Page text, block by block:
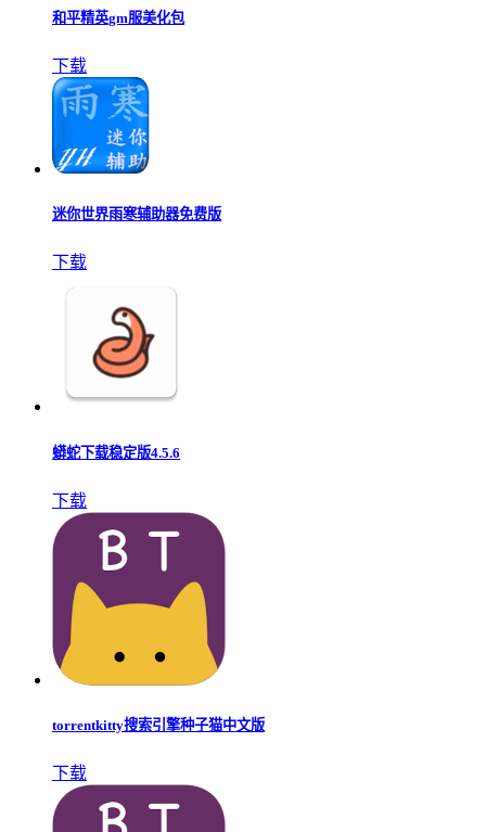
和平精英gm服美化包
下载
迷你世界雨寒辅助器免费版
下载
蟒蛇下载稳定版4.5.6
下载
torrentkitty搜索引擎种子猫中文版
下载